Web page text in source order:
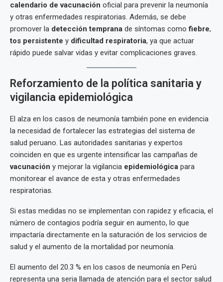
calendario de vacunación oficial para prevenir la neumonía
y otras enfermedades respiratorias. Además, se debe
promover la detección temprana de síntomas comofiebre,
tos persistente y dificultad respiratoria, ya que actuar
rápido puede salvar vidas y evitar complicaciones graves.
Reforzamiento de la política sanitaria y
vigilancia epidemiológica
El alza en los casos de neumonía también pone en evidencia
la necesidad de fortalecer las estrategias del sistema de
salud peruano. Las autoridades sanitarias y expertos
coinciden en que es urgente intensificar las campañas de
vacunación y mejorar la vigilancia epidemiológica para
monitorear el avance de esta y otras enfermedades
respiratorias.
Si estas medidas no se implementan con rapidez y eficacia, el
número de contagios podría seguir en aumento, lo que
impactaría directamente en la saturación de los servicios de
salud y el aumento de la mortalidad por neumonía.
El aumento del 20.3 % en los casos de neumonía en Perú
representa una seria llamada de atención para el sector salud